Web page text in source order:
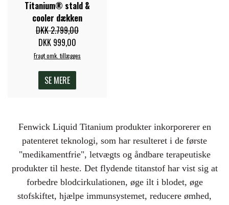
Titanium® stald &
cooler dækken
DKK 2.799,00
DKK 999,00
Fragt omk. tillægges
SE MERE
Fenwick Liquid Titanium produkter inkorporerer en
patenteret teknologi, som har resulteret i de første
"medikamentfrie", letvægts og åndbare terapeutiske
produkter til heste. Det flydende titanstof har vist sig at
forbedre blodcirkulationen, øge ilt i blodet, øge
stofskiftet, hjælpe immunsystemet, reducere ømhed,